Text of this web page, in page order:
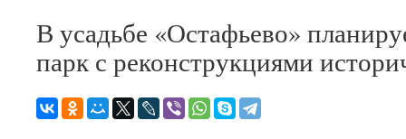
В усадьбе «Остафьево»
парк с реконструкциями